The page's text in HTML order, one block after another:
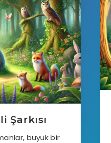
Şarkısı
büyük bir